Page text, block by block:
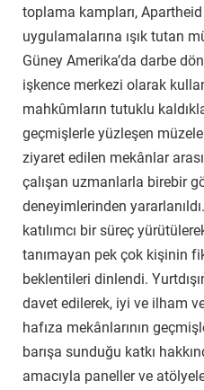
toplama kampları, Apartheid
uygulamalarına ışık tutan
Güney Amerika’da darbe
işkence merkezi olarak
mahkûmların tutuklu
geçmişlerle yüzleşen
ziyaret edilen mekânlar
çalışan uzmanlarla birebir
deneyimlerinden
katılımcı bir süreç
tanımayan pek çok kişinin
beklentileri dinlendi.
davet edilerek, iyi ve ilham
hafıza mekânlarının
barışa sunduğu katkı
amacıyla paneller ve